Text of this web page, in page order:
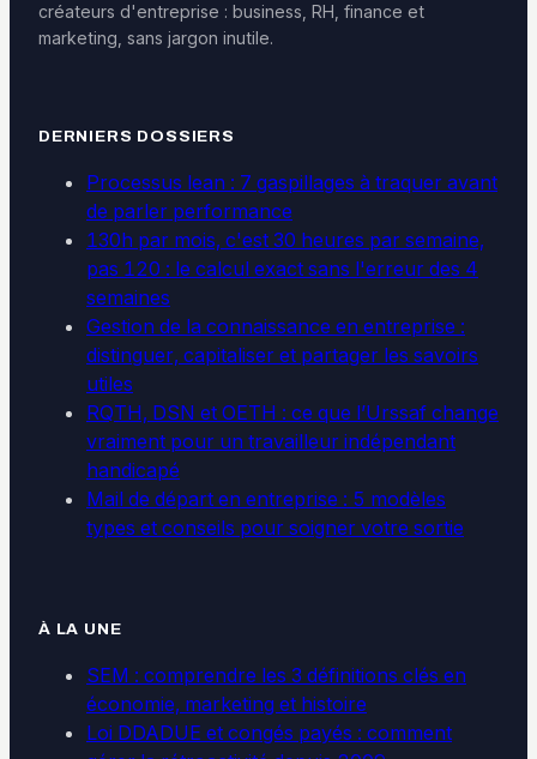
créateurs d'entreprise : business, RH, finance et
marketing, sans jargon inutile.
DERNIERS DOSSIERS
Processus lean : 7 gaspillages à traquer avant
de parler performance
130h par mois, c'est 30 heures par semaine,
pas 120 : le calcul exact sans l'erreur des 4
semaines
Gestion de la connaissance en entreprise :
distinguer, capitaliser et partager les savoirs
utiles
RQTH, DSN et OETH : ce que l’Urssaf change
vraiment pour un travailleur indépendant
handicapé
Mail de départ en entreprise : 5 modèles
types et conseils pour soigner votre sortie
À LA UNE
SEM : comprendre les 3 définitions clés en
économie, marketing et histoire
Loi DDADUE et congés payés : comment